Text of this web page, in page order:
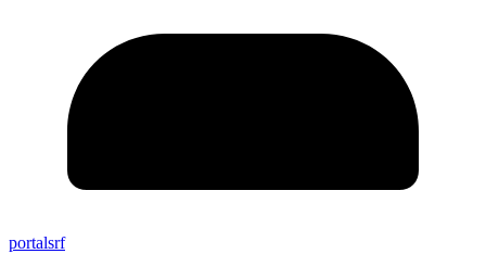
portalsrf